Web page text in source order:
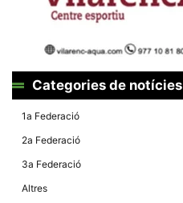
Categories de notícies
1a Federació
2a Federació
3a Federació
Altres